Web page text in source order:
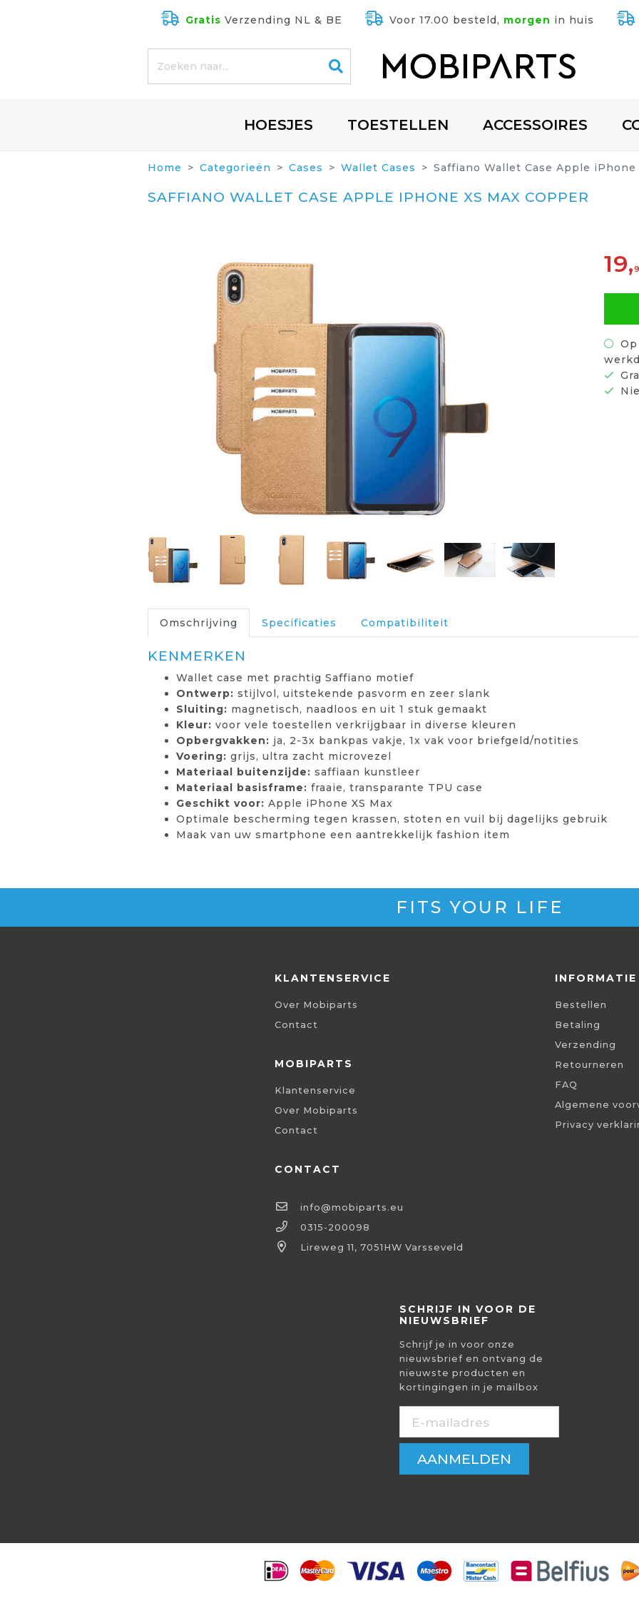
Gratis Verzending NL & BE Voor 17.00 besteld, morgen in huis
HOESJES TOESTELLEN ACCESSOIRES
Home Categorieën Cases Wallet Cases Saffiano Wallet Case Apple iPhone
SAFFIANO WALLET CASE APPLE IPHONE XS MAX COPPER
19,
Omschrijving Specificaties Compatibiliteit
KENMERKEN
Wallet case met prachtig Saffiano motief
Ontwerp: stijlvol, uitstekende pasvorm en zeer slank
Sluiting: magnetisch, naadloos en uit 1 stuk gemaakt
Kleur: voor vele toestellen verkrijgbaar in diverse kleuren
Opbergvakken: ja, 2-3x bankpas vakje, 1x vak voor briefgeld/notities
Voering: grijs, ultra zacht microvezel
Materiaal buitenzijde: saffiaan kunstleer
Materiaal basisframe: fraaie, transparante TPU case
Geschikt voor: Apple iPhone XS Max
Optimale bescherming tegen krassen, stoten en vuil bij dagelijks gebruik
Maak van uw smartphone een aantrekkelijk fashion item
FITS YOUR LIFE
KLANTENSERVICE
Over Mobiparts
Contact
MOBIPARTS
Klantenservice
Over Mobiparts
Contact
CONTACT
info@mobiparts.eu
0315-200098
Lireweg 11, 7051HW Varsseveld
INFORMATIE
Bestellen
Betaling
Verzending
Retourneren
FAQ
Algemene
Privacy
SCHRIJF IN VOOR DE
NIEUWSBRIEF
Schrijf je in voor onze
nieuwsbrief en ontvang de
nieuwste producten en
kortingingen in je mailbox
AANMELDEN